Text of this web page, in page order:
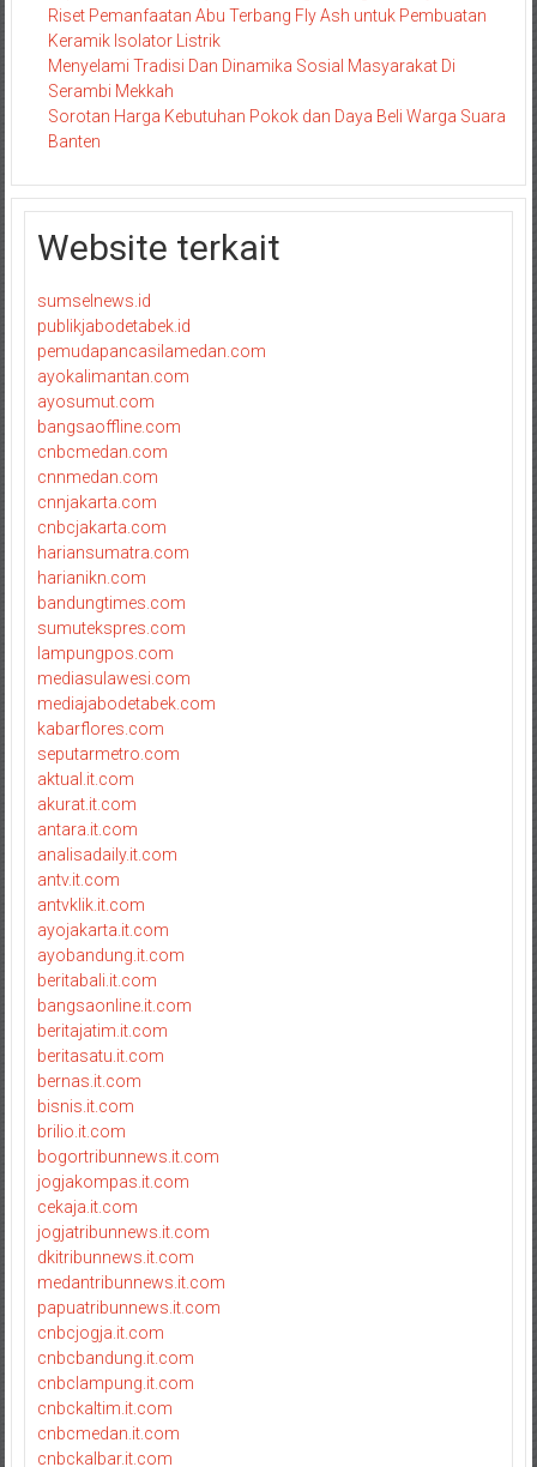
Riset Pemanfaatan Abu Terbang Fly Ash untuk Pembuatan
Keramik Isolator Listrik
Menyelami Tradisi Dan Dinamika Sosial Masyarakat Di
Serambi Mekkah
Sorotan Harga Kebutuhan Pokok dan Daya Beli Warga Suara
Banten
Website terkait
sumselnews.id
publikjabodetabek.id
pemudapancasilamedan.com
ayokalimantan.com
ayosumut.com
bangsaoffline.com
cnbcmedan.com
cnnmedan.com
cnnjakarta.com
cnbcjakarta.com
hariansumatra.com
harianikn.com
bandungtimes.com
sumutekspres.com
lampungpos.com
mediasulawesi.com
mediajabodetabek.com
kabarflores.com
seputarmetro.com
aktual.it.com
akurat.it.com
antara.it.com
analisadaily.it.com
antv.it.com
antvklik.it.com
ayojakarta.it.com
ayobandung.it.com
beritabali.it.com
bangsaonline.it.com
beritajatim.it.com
beritasatu.it.com
bernas.it.com
bisnis.it.com
brilio.it.com
bogortribunnews.it.com
jogjakompas.it.com
cekaja.it.com
jogjatribunnews.it.com
dkitribunnews.it.com
medantribunnews.it.com
papuatribunnews.it.com
cnbcjogja.it.com
cnbcbandung.it.com
cnbclampung.it.com
cnbckaltim.it.com
cnbcmedan.it.com
cnbckalbar.it.com